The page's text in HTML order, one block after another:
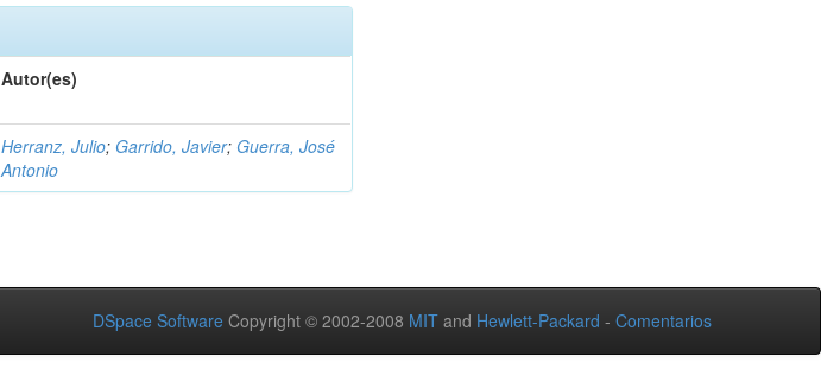
Autor(es)
Herranz, Julio; Garrido, Javier; Guerra, José
Antonio
DSpace Software Copyright © 2002-2008 MIT and Hewlett-Packard - Comentarios